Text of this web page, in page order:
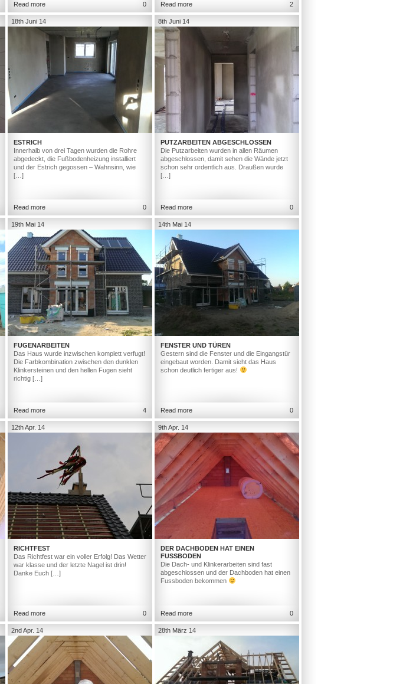
Read more 0 Read more 2
18th Juni 14
ESTRICH
Innerhalb von drei Tagen wurden die Rohre
abgedeckt, die Fußbodenheizung installiert
und der Estrich gegossen – Wahnsinn, wie
[…]
Read more 0
8th Juni 14
PUTZARBEITEN ABGESCHLOSSEN
Die Putzarbeiten wurden in allen Räumen
abgeschlossen, damit sehen die Wände jetzt
schon sehr ordentlich aus. Draußen wurde
[…]
Read more 0
19th Mai 14
FUGENARBEITEN
Das Haus wurde inzwischen komplett verfugt!
Die Farbkombination zwischen den dunklen
Klinkersteinen und den hellen Fugen sieht
richtig […]
Read more 4
14th Mai 14
FENSTER UND TÜREN
Gestern sind die Fenster und die Eingangstür
eingebaut worden. Damit sieht das Haus
schon deutlich fertiger aus!
Read more 0
12th Apr. 14
RICHTFEST
Das Richtfest war ein voller Erfolg! Das Wetter
war klasse und der letzte Nagel ist drin!
Danke Euch […]
Read more 0
9th Apr. 14
DER DACHBODEN HAT EINEN
FUSSBODEN
Die Dach- und Klinkerarbeiten sind fast
abgeschlossen und der Dachboden hat einen
Fussboden bekommen
Read more 0
2nd Apr. 14 28th März 14